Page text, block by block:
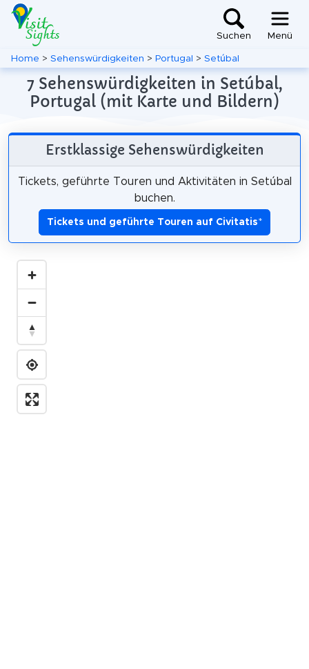
Suchen Menü
Home > Sehenswürdigkeiten > Portugal > Setúbal
7 Sehenswürdigkeiten in Setúbal,
Portugal (mit Karte und Bildern)
Erstklassige Sehenswürdigkeiten
Tickets, geführte Touren und Aktivitäten in Setúbal
buchen.
Tickets und geführte Touren auf Civitatis*